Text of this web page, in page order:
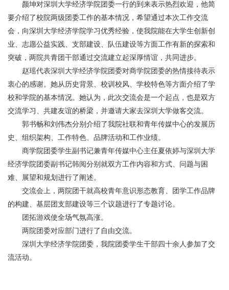
颜坤对深圳大学经济学院团委一行的到来表示热烈欢迎，他简
要介绍了校院两级团委工作的基本情况，希望通过本次工作交流
会，向深圳大学经济学院学习优秀经验，使我院能在大学生创新创
业、志愿公益实践、支部建设、队伍建设等方面工作有新的探索和
突破，两院共青团干部通过交流建立起深厚情谊，共同进步。
赵瑶代表深圳大学经济学院团委对商学院团委的热情接待表示
衷心的感谢。她从历史背景、校训校风、学校特色等方面介绍了学
校和学院的基本情况。她认为，此次交流会是一个起点，也是双方
交流学习、共建友谊的桥梁，并邀请大家去深圳大学做客交流。
郭书畅和刘伟杰分别介绍了我院社联和青年传媒中心的发展历
史、组织架构、工作特色、品牌活动和工作业绩。
商学院团委学生副书记兼青年传媒中心主任夏依婷与深圳大学
经济学院团委副书记韩阅分别就双方工作内容和方式、问题与困
难、展望和规划进行了阐述。
交流会上，两院团干就高校青年意识形态教育、团学工作品牌
的构建、基层团支部建设等三个议题进行了专题讨论。
团拓游戏使全场气氛高涨。
两院团委对应部门进行了自由交流。
深圳大学经济学院团委，我院团委学生干部四十余人参加了交
流活动。